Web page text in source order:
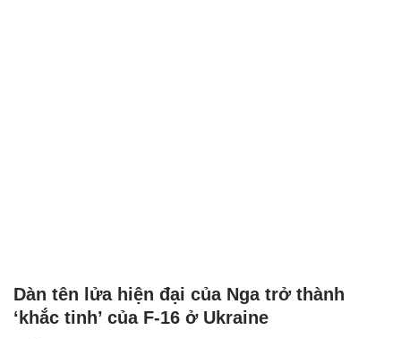
Dàn tên lửa hiện đại của Nga trở thành
‘khắc tinh’ của F-16 ở Ukraine